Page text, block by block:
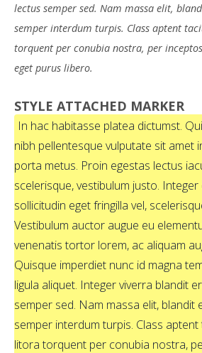
lectus semper sed. Nam massa elit,
semper interdum turpis. Class aptent
torquent per conubia nostra, per
eget purus libero.
STYLE ATTACHED MARKER
In hac habitasse platea dictumst.
nibh pellentesque vulputate sit amet
porta metus. Proin egestas lectus
scelerisque, vestibulum justo.
sollicitudin eget fringilla vel,
Vestibulum auctor augue eu
venenatis tortor lorem, ac aliquam
Quisque imperdiet nunc id magna
ligula aliquet. Integer viverra blandit
semper sed. Nam massa elit, blandit
semper interdum turpis. Class
litora torquent per conubia nostra,